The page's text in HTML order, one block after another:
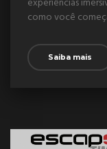
como você
Saiba mais